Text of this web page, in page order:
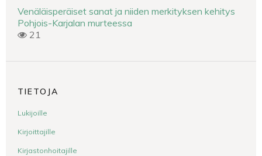
Venäläisperäiset sanat ja niiden merkityksen kehitys
Pohjois-Karjalan murteessa
21
TIETOJA
Lukijoille
Kirjoittajille
Kirjastonhoitajille